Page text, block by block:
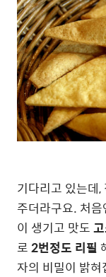
기다리고 있는데,
주더라구요. 처음
이 생기고 맛도
로2번정도 리필
자의 비밀이 밝혀